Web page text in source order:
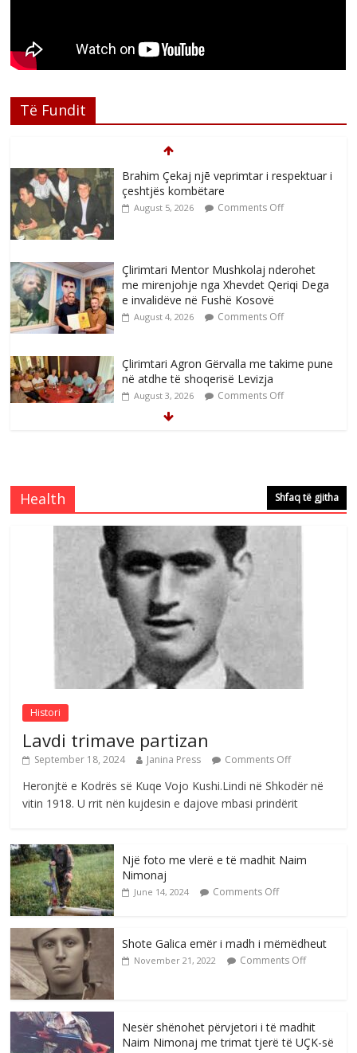
Të Fundit
Brahim Çekaj njē veprimtar i respektuar i
çeshtjës kombëtare
August 5, 2026 Comments Off
Çlirimtari Mentor Mushkolaj nderohet
me mirenjohje nga Xhevdet Qeriqi Dega
e invalidëve në Fushë Kosovë
August 4, 2026 Comments Off
Çlirimtari Agron Gërvalla me takime pune
në atdhe të shoqerisë Levizja
August 3, 2026 Comments Off
Comments Off
S’mbaj inat me asnjëri -Ganimete Jakupi
poete e respektuar
August 3, 2026 Comments Off
Nga Elmije Ajazi e nderuar
August 5, 2026 Comments Off
Health Shfaq të gjitha
Histori
Lavdi trimave partizan
September 18, 2024 Janina Press Comments Off
Heronjtë e Kodrës së Kuqe Vojo Kushi.Lindi në Shkodër në
vitin 1918. U rrit nën kujdesin e dajove mbasi prindërit
Një foto me vlerë e të madhit Naim
Nimonaj
June 14, 2024 Comments Off
Shote Galica emër i madh i mëmëdheut
November 21, 2022 Comments Off
Nesër shënohet përvjetori i të madhit
Naim Nimonaj me trimat tjerë të UÇK-së